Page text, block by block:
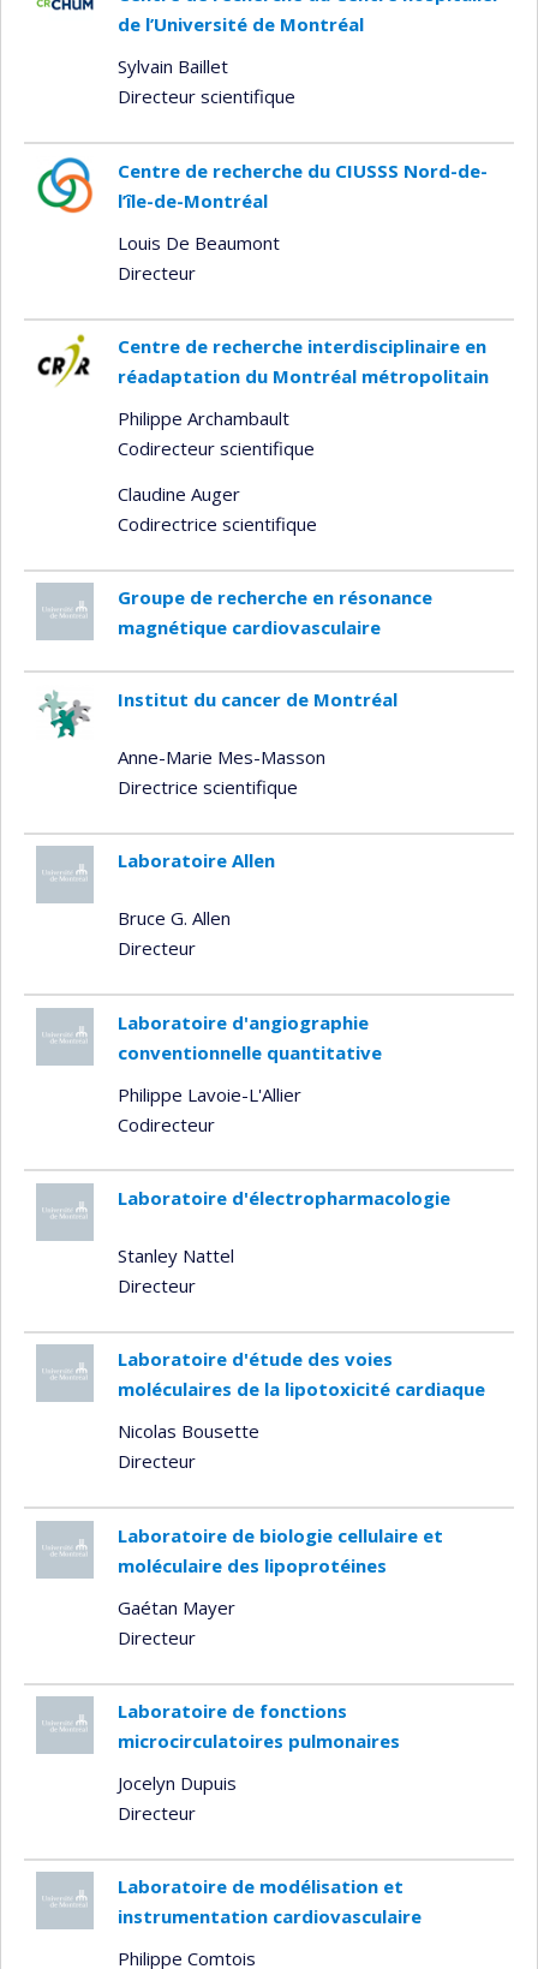
de l’Université de Montréal
Sylvain Baillet
Directeur scientifique
Centre de recherche du CIUSSS Nord-de-
l’île-de-Montréal
Louis De Beaumont
Directeur
Centre de recherche interdisciplinaire en
réadaptation du Montréal métropolitain
Philippe Archambault
Codirecteur scientifique
Claudine Auger
Codirectrice scientifique
Groupe de recherche en résonance
magnétique cardiovasculaire
Institut du cancer de Montréal
Anne-Marie Mes-Masson
Directrice scientifique
Laboratoire Allen
Bruce G. Allen
Directeur
Laboratoire d'angiographie
conventionnelle quantitative
Philippe Lavoie-L'Allier
Codirecteur
Laboratoire d'électropharmacologie
Stanley Nattel
Directeur
Laboratoire d'étude des voies
moléculaires de la lipotoxicité cardiaque
Nicolas Bousette
Directeur
Laboratoire de biologie cellulaire et
moléculaire des lipoprotéines
Gaétan Mayer
Directeur
Laboratoire de fonctions
microcirculatoires pulmonaires
Jocelyn Dupuis
Directeur
Laboratoire de modélisation et
instrumentation cardiovasculaire
Philippe Comtois